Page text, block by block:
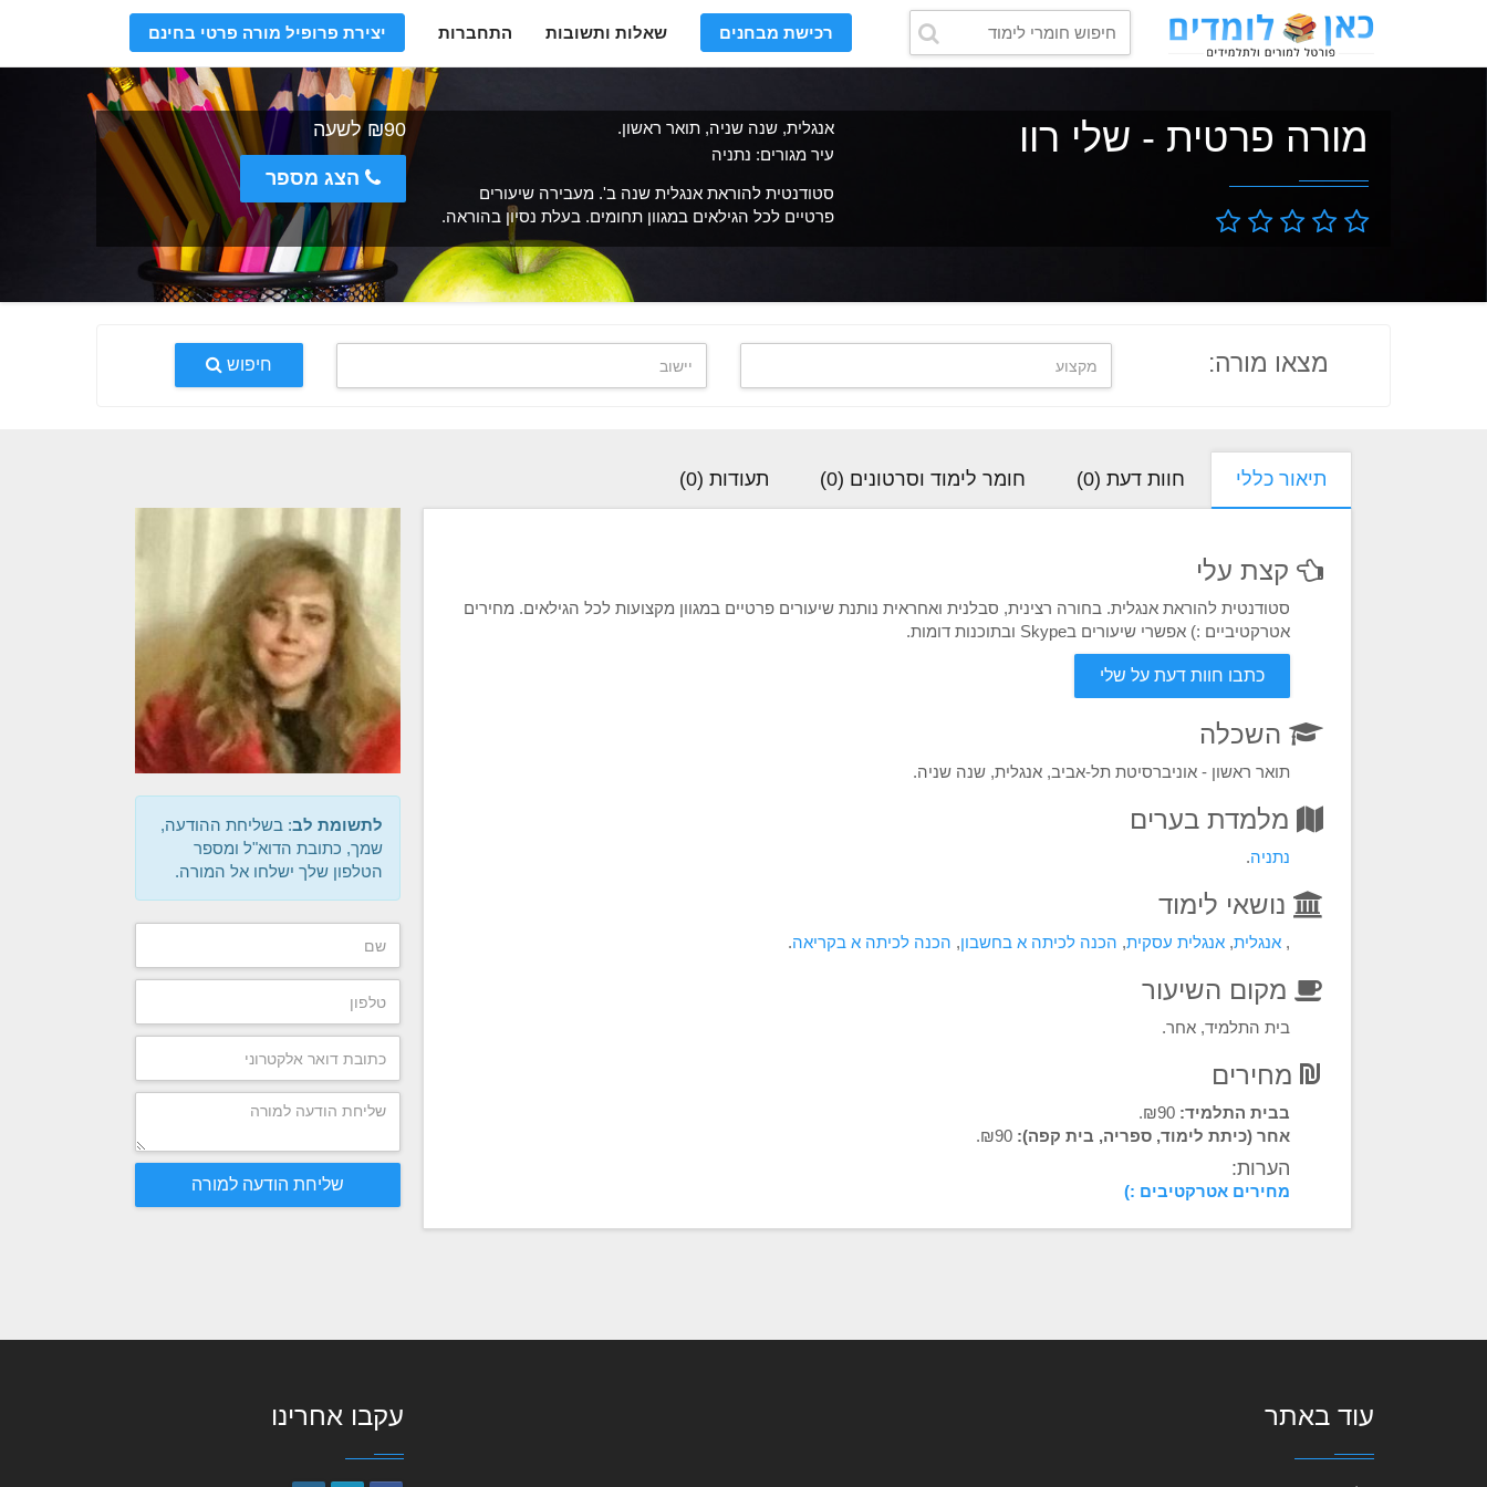
רכישת מבחנים שאלות ותשובות התחברות יצירת פרופיל מורה פרטי בחינם
מורה פרטית - שלי רוו
אנגלית, שנה שניה, תואר ראשון.
עיר מגורים: נתניה
סטודנטית להוראת אנגלית שנה ב'. מעבירה שיעורים
פרטיים לכל הגילאים במגוון תחומים. בעלת נסיון בהוראה.
₪90 לשעה
הצג מספר
מצאו מורה: חיפוש
לתשומת לב: בשליחת ההודעה,
שמך, כתובת הדוא"ל ומספר
הטלפון שלך ישלחו אל המורה.
שליחת הודעה למורה
תיאור כללי חוות דעת (0
) חומר לימוד וסרטונים (0) תעודות (0)
קצת עלי
סטודנטית להוראת אנגלית. בחורה רצינית, סבלנית ואחראית נותנת שיעורים פרטיים במגוון מקצועות לכל הגילאים. מחירים
אטרקטיביים :) אפשרי שיעורים בSkype ובתוכנות דומות.
כתבו חוות דעת על שלי
השכלה
תואר ראשון - אוניברסיטת תל-אביב, אנגלית, שנה שניה.
מלמדת בערים
נתניה.
נושאי לימוד
, אנגלית, אנגלית עסקית, הכנה לכיתה א בחשבון, הכנה לכיתה א בקריאה.
מקום השיעור
בית התלמיד, אחר.
מחירים
בבית התלמיד:
אחר (כיתת לימוד, ספריה, בית קפה):
הערות:
מחירים אטרקטיבים :)
עוד באתר עקבו אחרינו